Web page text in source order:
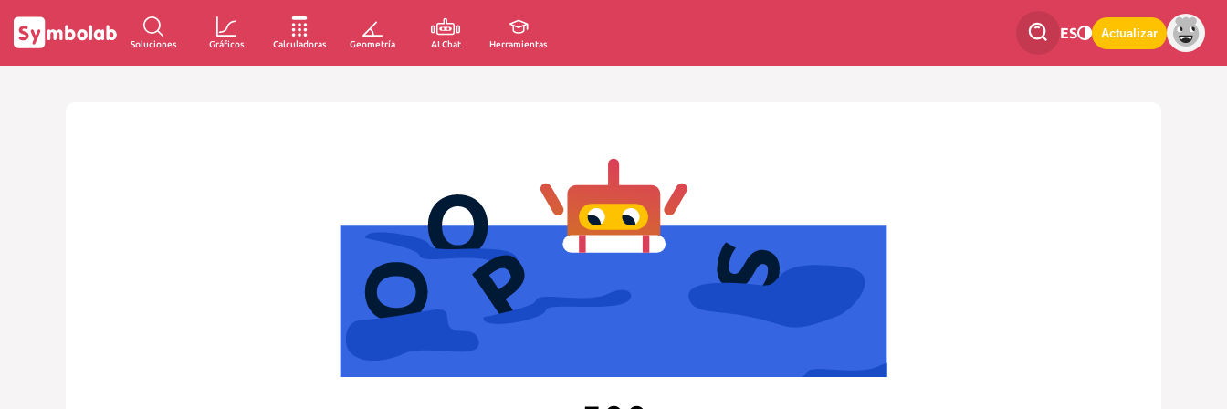
Soluciones Gráficos Calculadoras Geometría AI Chat Herramientas
ES Actualizar